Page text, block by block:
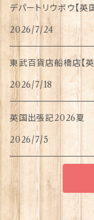
デパートリウボウ【
2026/7/24
東武百貨店船橋店【
2026/7/18
英国出張記2026夏
2026/7/5